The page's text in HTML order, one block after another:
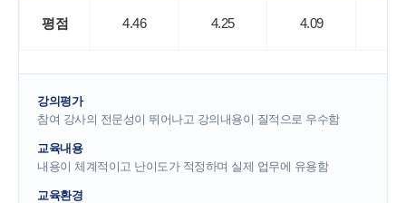
평점 4.46 4.25 4.09
강의평가
참여 강사의 전문성이 뛰어나고 강의내용이 질적으로 우수함
교육내용
내용이 체계적이고 난이도가 적정하며 실제 업무에 유용함
교육환경